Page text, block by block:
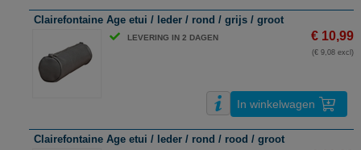
Clairefontaine Age etui / leder / rond / grijs / groot
LEVERING IN 2 DAGEN € 10,99
(€ 9,08 excl)
In winkelwagen
Clairefontaine Age etui / leder / rond / rood / groot